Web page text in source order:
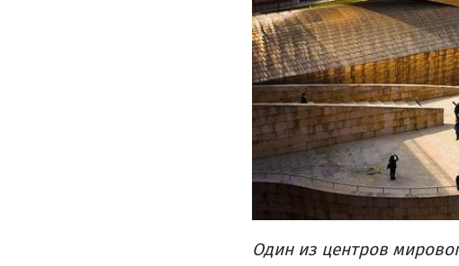
Один из центров